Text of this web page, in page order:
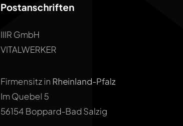
Postanschriften
IIIR GmbH
VITALWERKER
Firmensitz in Rheinland-Pfalz
Im Quebel 5
56154 Boppard-Bad Salzig